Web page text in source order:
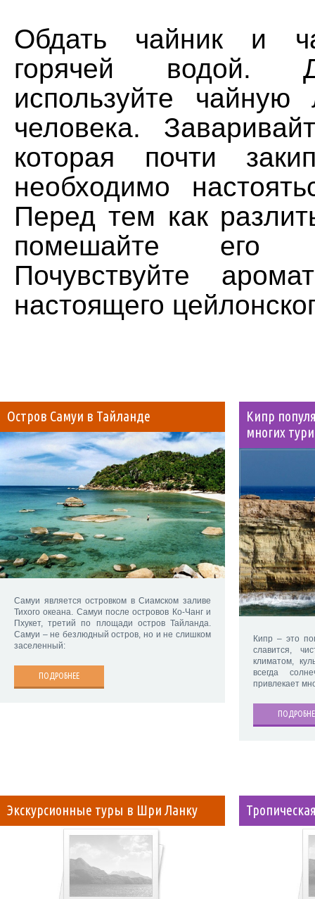
Обдать чайник и
горячей водой.
используйте
человека.
которая почти
необходимо
Перед тем как
помешайте его
Почувствуйте
настоящего
Остров Самуи в Тайланде
Самуи является островком в Сиамском заливе
Тихого океана. Самуи после островов Ко-Чанг и
Пхукет, третий по площади остров Тайланда.
Самуи – не безлюдный остров, но и не слишком
заселенный:
ПОДРОБНЕЕ
Кипр
многих
Кипр – это
славится,
климатом,
всегда
привлекает
Экскурсионные туры в Шри Ланку